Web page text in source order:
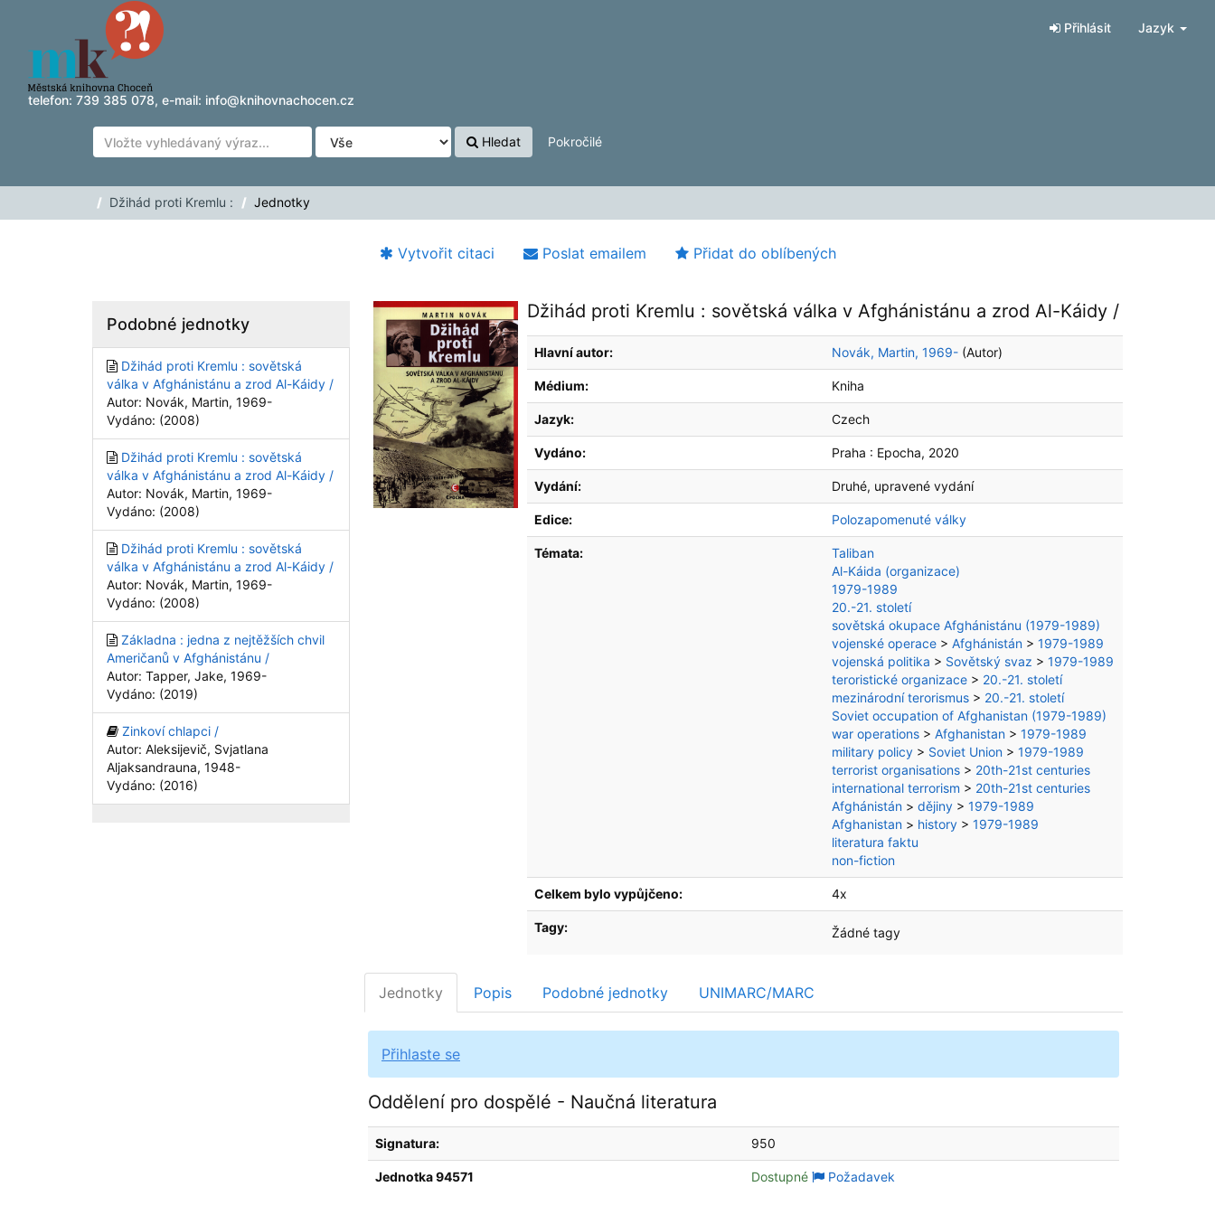
Přeskočit na obsah
telefon: 739 385 078, e-mail: info@knihovnachocen.cz
Přihlásit Jazyk
Hledat Pokročilé
Džihád proti Kremlu : Jednotky
Vytvořit citaci Poslat emailem Přidat do oblíbených
Džihád proti Kremlu : sovětská válka v Afghánistánu a zrod Al-Káidy /
Hlavní autor: Novák, Martin, 1969- (Autor)
Médium: Kniha
Jazyk: Czech
Vydáno: Praha : Epocha, 2020
Vydání: Druhé, upravené vydání
Edice: Polozapomenuté války
Témata:
Taliban
Al-Káida (organizace)
1979-1989
20.-21. století
sovětská okupace Afghánistánu (1979-1989)
vojenské operace > Afghánistán > 1979-1989
vojenská politika > Sovětský svaz > 1979-1989
teroristické organizace > 20.-21. století
mezinárodní terorismus > 20.-21. století
Soviet occupation of Afghanistan (1979-1989)
war operations > Afghanistan > 1979-1989
military policy > Soviet Union > 1979-1989
terrorist organisations > 20th-21st centuries
international terrorism > 20th-21st centuries
Afghánistán > dějiny > 1979-1989
Afghanistan > history > 1979-1989
literatura faktu
non-fiction
Celkem bylo vypůjčeno: 4x
Tagy: Žádné tagy
Jednotky Popis Podobné jednotky UNIMARC/MARC
Přihlaste se
Oddělení pro dospělé - Naučná literatura
Signatura: 950
Jednotka 94571 Dostupné Požadavek
Podobné jednotky
Džihád proti Kremlu : sovětská
válka v Afghánistánu a zrod Al-Káidy /
Autor: Novák, Martin, 1969-
Vydáno: (2008)
Džihád proti Kremlu : sovětská
válka v Afghánistánu a zrod Al-Káidy /
Autor: Novák, Martin, 1969-
Vydáno: (2008)
Džihád proti Kremlu : sovětská
válka v Afghánistánu a zrod Al-Káidy /
Autor: Novák, Martin, 1969-
Vydáno: (2008)
Základna : jedna z nejtěžších chvil
Američanů v Afghánistánu /
Autor: Tapper, Jake, 1969-
Vydáno: (2019)
Zinkoví chlapci /
Autor: Aleksijevič, Svjatlana
Aljaksandrauna, 1948-
Vydáno: (2016)